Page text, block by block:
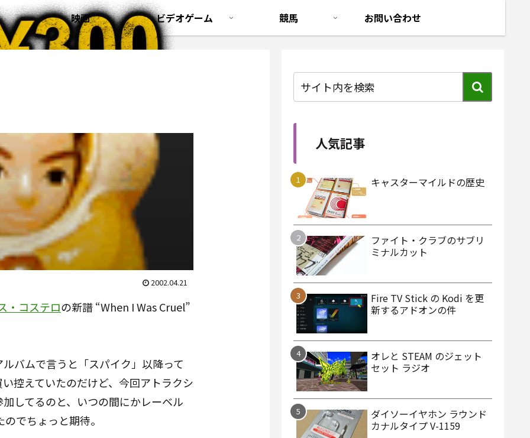
映画 ビデオゲーム 競馬 お問い合わせ
2002.04.21
・コステロの新譜“When I Was Cruel”
バムで言うと「スパイク」以降って
控えていたのだけど、今回アトラクシ
してるのと、いつの間にかレーベル
でちょっと期待。
人気記事
キャスターマイルドの歴史
ファイト・クラブのサブリ
ミナルカット
Fire TV Stick の Kodi を更
新するアドオンの件
オレと STEAM のジェット
セット ラジオ
ダイソーイヤホン ラウンド
カナルタイプ V-1159